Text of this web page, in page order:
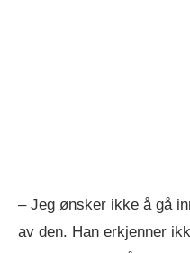
– Jeg ønsker ikke å gå
av den. Han erkjenner